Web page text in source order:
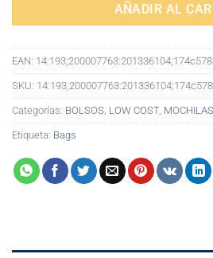
AÑADIR AL
EAN:
SKU:
Categorías: BOLSOS LOW COST, MOCHILAS
Etiqueta: Bags